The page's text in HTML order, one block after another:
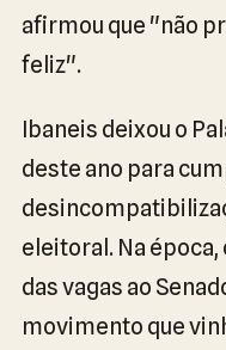
afirmou que "não
feliz".
Ibaneis deixou o
deste ano para
eleitoral. Na
das vagas ao
movimento que